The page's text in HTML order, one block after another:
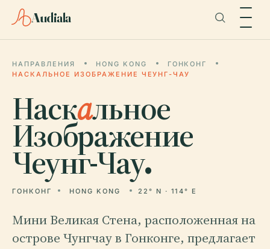
Audiala
НАПРАВЛЕНИЯ HONG KONG
ГОНКОНГ
НАСКАЛЬНОЕ ИЗОБРАЖЕНИЕ ЧЕУНГ-ЧАУ
Наскальное
Изображение
Чеунг-Чау.
ГОНКОНГ HONG KONG 22° N · 114° E
Мини Великая Стена, расположенная на
острове Чунгчау в Гонконге, предлагает